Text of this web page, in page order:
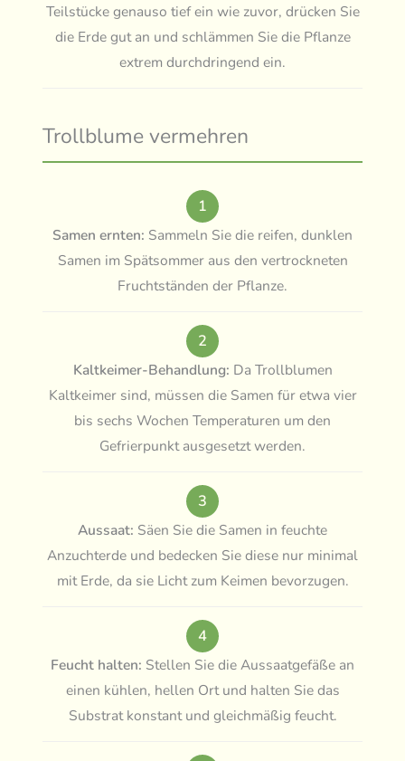
Teilstücke genauso tief ein wie zuvor, drücken Sie
die Erde gut an und schlämmen Sie die Pflanze
extrem durchdringend ein.
Trollblume vermehren
1
Samen ernten: Sammeln Sie die reifen, dunklen
Samen im Spätsommer aus den vertrockneten
Fruchtständen der Pflanze.
2
Kaltkeimer-Behandlung: Da Trollblumen
Kaltkeimer sind, müssen die Samen für etwa vier
bis sechs Wochen Temperaturen um den
Gefrierpunkt ausgesetzt werden.
3
Aussaat: Säen Sie die Samen in feuchte
Anzuchterde und bedecken Sie diese nur minimal
mit Erde, da sie Licht zum Keimen bevorzugen.
4
Feucht halten: Stellen Sie die Aussaatgefäße an
einen kühlen, hellen Ort und halten Sie das
Substrat konstant und gleichmäßig feucht.